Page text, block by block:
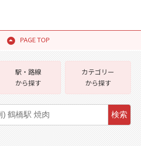
PAGE TOP
駅・路線
から探す
カテゴリー
から探す
検索